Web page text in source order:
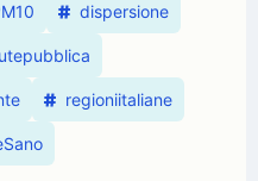
dispersione
regioniitaliane